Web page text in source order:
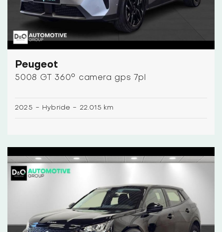
Peugeot
5008 GT 360° camera gps 7pl
2025 - Hybride - 22.015 km